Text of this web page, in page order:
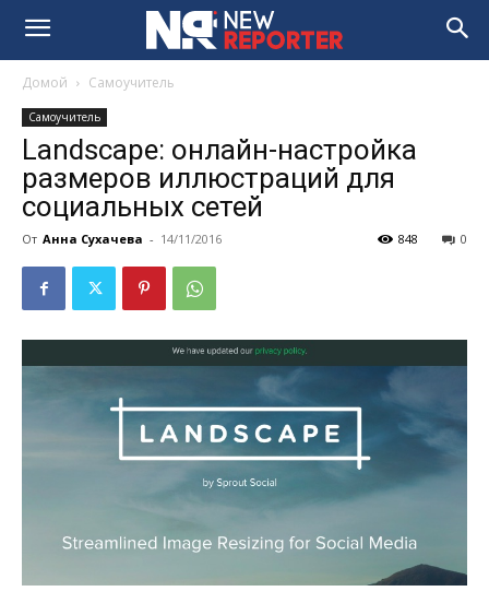
Домой Самоучитель
Самоучитель
Landscape: онлайн-настройка
размеров иллюстраций для
социальных сетей
От Анна Сухачева - 14/11/2016 0
848